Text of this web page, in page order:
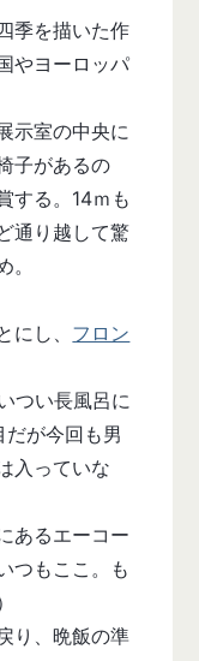
季を描いた作
やヨーロッパ
示室の中央に
子があるの
する。14ｍも
通り越して驚
し、 フロン
つい長風呂に
が今回も男
入っていな
あるエーコー
つもここ。も
り、晩飯の準